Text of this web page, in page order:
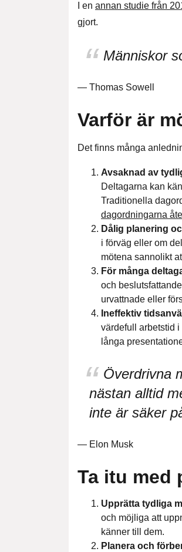
I en annan studie från
gjort.
Människor
— Thomas Sowell
Varför är
Det finns många
Avsaknad av
Deltagarna kan
Traditionella
dagordningarna
Dålig planering
i förväg eller om
mötena sannolikt
För många
och
urvattnade eller
Ineffektiv
värdefull arbetstid
långa
Överdrivna
nästan alltid
inte är säker
— Elon Musk
Ta itu med
Upprätta tydliga
och möjliga att
känner till dem.
Planera och